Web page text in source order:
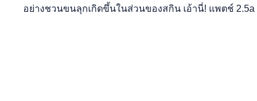
อย่างชวนขนลุกเกิดขึ้นในส่วนของสกิน เอ้านี่! แพตช์ 2.5a